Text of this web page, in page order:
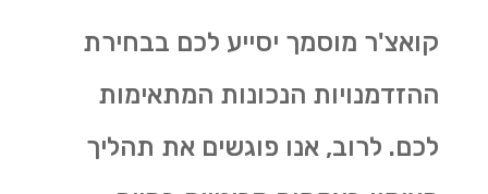
קואצ'ר מוסמך יסייע לכם בבחירת
ההזדמנויות הנכונות המתאימות
לכם. לרוב, אנו פוגשים את תהליך